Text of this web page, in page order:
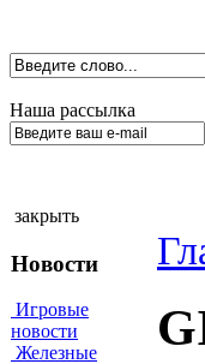
Наша рассылка
закрыть
Новости
Игровые
новости
Железные